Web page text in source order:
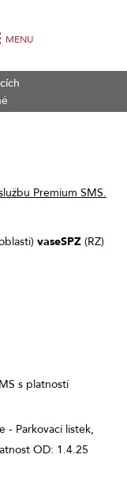
MENU
Premium SMS.
vaseSPZ (RZ)
s platností
- Parkovací lístek,
OD: 1.4.25